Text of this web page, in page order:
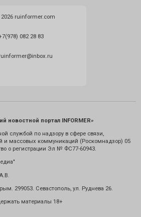
2026 ruinformer.com
082 28 83
новостной портал INFORMER»
службой по надзору в сфере связи,
и массовых коммуникаций (Роскомнадзор) 05
о регистрации Эл № ФС77-60943.
299053. Севастополь, ул. Руднева 26.
материалы 18+